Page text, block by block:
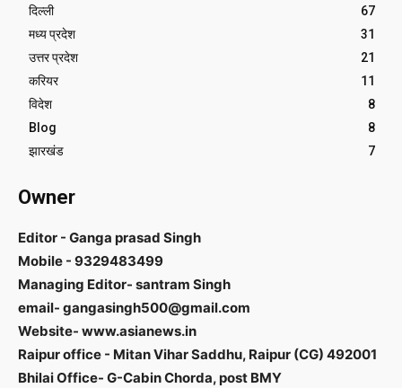
दिल्ली
67
मध्य प्रदेश
31
उत्तर प्रदेश
21
करियर
11
विदेश
8
Blog
8
झारखंड
7
Owner
Editor - Ganga prasad Singh
Mobile - 9329483499
Managing Editor- santram Singh
email- gangasingh500@gmail.com
Website- www.asianews.in
Raipur office - Mitan Vihar Saddhu, Raipur (CG) 492001
Bhilai Office- G-Cabin Chorda, post BMY